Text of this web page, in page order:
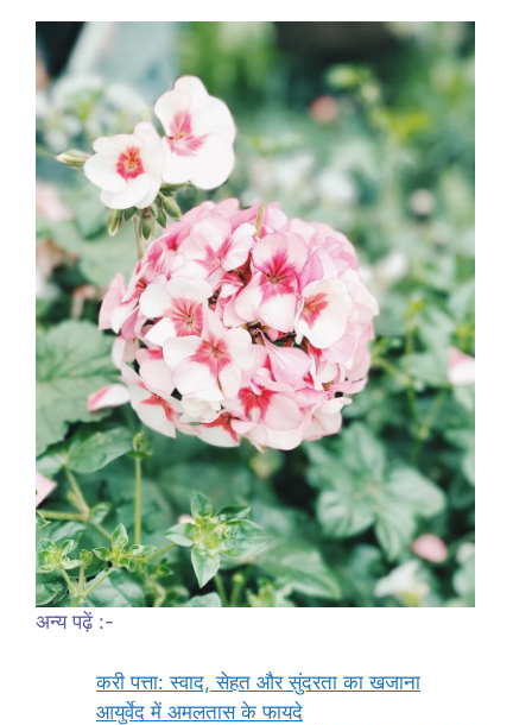
अन्य पढ़ें :-
करी पत्ता: स्वाद, सेहत और सुंदरता का खजाना
आयुर्वेद में अमलतास के फायदे